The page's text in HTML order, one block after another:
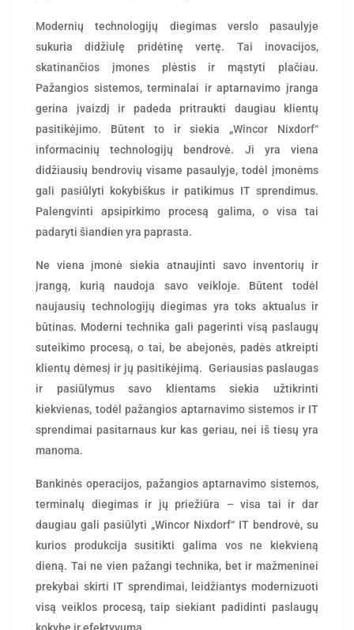
Modernių technologijų diegimas verslo pasaulyje
sukuria didžiulę pridėtinę vertę. Tai inovacijos,
skatinančios įmones plėstis ir mąstyti plačiau.
Pažangios sistemos, terminalai ir aptarnavimo įranga
gerina įvaizdį ir padeda pritraukti daugiau klientų
pasitikėjimo. Būtent to ir siekia „Wincor Nixdorf“
informacinių technologijų bendrovė. Ji yra viena
didžiausių bendrovių visame pasaulyje, todėl įmonėms
gali pasiūlyti kokybiškus ir patikimus IT sprendimus.
Palengvinti apsipirkimo procesą galima, o visa tai
padaryti šiandien yra paprasta.
Ne viena įmonė siekia atnaujinti savo inventorių ir
įrangą, kurią naudoja savo veikloje. Būtent todėl
naujausių technologijų diegimas yra toks aktualus ir
būtinas. Moderni technika gali pagerinti visą paslaugų
suteikimo procesą, o tai, be abejonės, padės atkreipti
klientų dėmesį ir jų pasitikėjimą. Geriausias paslaugas
ir pasiūlymus savo klientams siekia užtikrinti
kiekvienas, todėl pažangios aptarnavimo sistemos ir IT
sprendimai pasitarnaus kur kas geriau, nei iš tiesų yra
manoma.
Bankinės operacijos, pažangios aptarnavimo sistemos,
terminalų diegimas ir jų priežiūra – visa tai ir dar
daugiau gali pasiūlyti „Wincor Nixdorf“ IT bendrovė, su
kurios produkcija susitikti galima vos ne kiekvieną
dieną. Tai ne vien pažangi technika, bet ir mažmeninei
prekybai skirti IT sprendimai, leidžiantys modernizuoti
visą veiklos procesą, taip siekiant padidinti paslaugų